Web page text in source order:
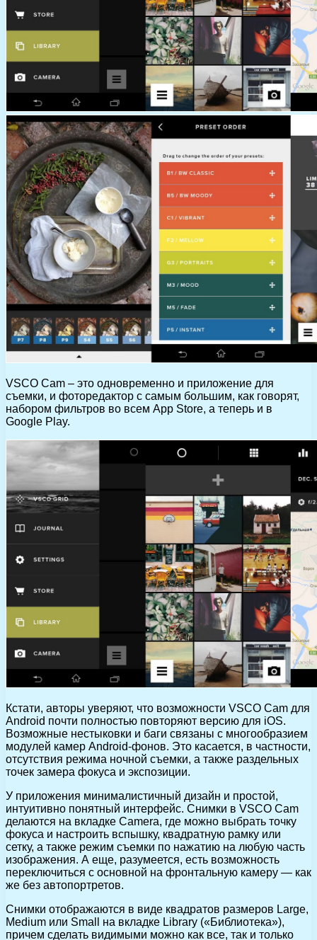
VSCO Cam – это одновременно и приложение для
съемки, и фоторедактор с самым большим, как говорят,
набором фильтров во всем App Store, а теперь и в
Google Play.
Кстати, авторы уверяют, что возможности VSCO Cam для
Android почти полностью повторяют версию для iOS.
Возможные нестыковки и баги связаны с многообразием
модулей камер Android-фонов. Это касается, в частности,
отсутствия режима ночной съемки, а также раздельных
точек замера фокуса и экспозиции.
У приложения минималистичный дизайн и простой,
интуитивно понятный интерфейс. Снимки в VSCO Cam
делаются на вкладке Camera, где можно выбрать точку
фокуса и настроить вспышку, квадратную рамку или
сетку, а также режим съемки по нажатию на любую часть
изображения. А еще, разумеется, есть возможность
переключиться с основной на фронтальную камеру — как
же без автопортретов.
Снимки отображаются в виде квадратов размеров Large,
Medium или Small на вкладке Library («Библиотека»),
причем сделать видимыми можно как все, так и только